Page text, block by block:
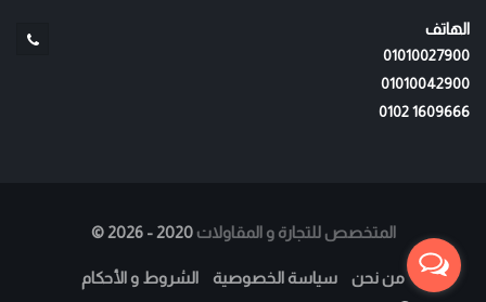
الهاتف
01010027900
01010042900
‭0102 1609666‬
© المتخصص للتجارة و المقاولات 2020 - 2026
من نحن سياسة الخصوصية الشروط و الأحكام